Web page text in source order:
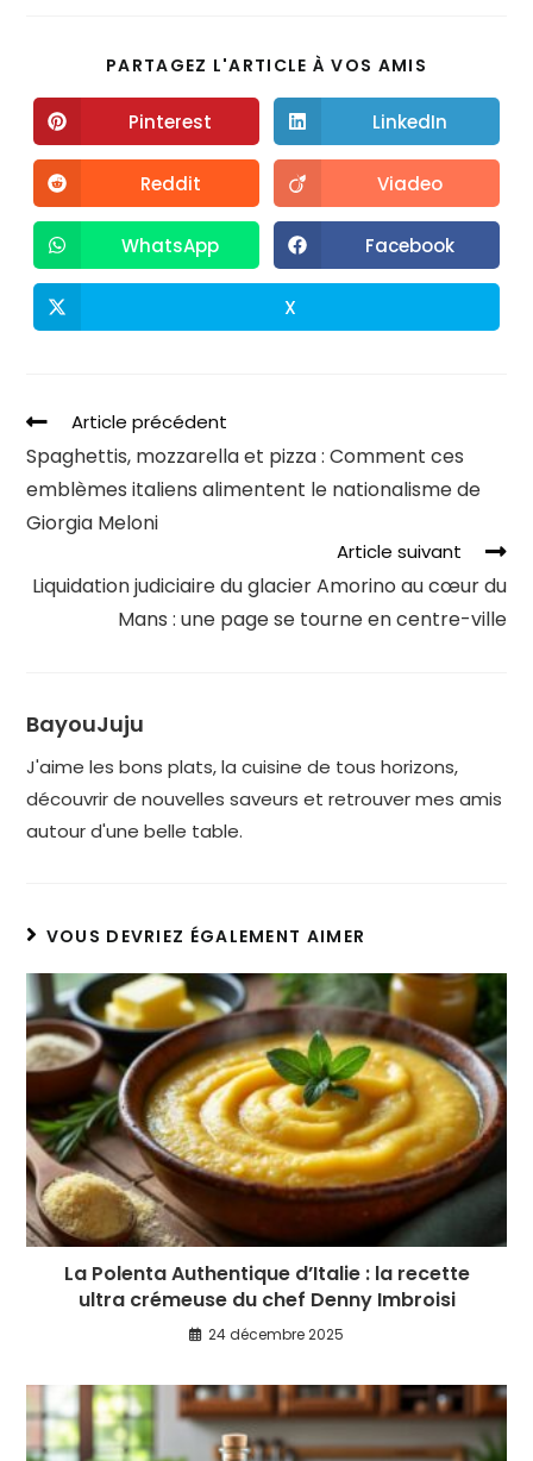
PARTAGEZ L'ARTICLE À VOS AMIS
Pinterest LinkedIn
Reddit Viadeo
WhatsApp Facebook
X
Article précédent
Spaghettis, mozzarella et pizza : Comment ces
emblèmes italiens alimentent le nationalisme de
Giorgia Meloni
Article suivant
Liquidation judiciaire du glacier Amorino au cœur du
Mans : une page se tourne en centre-ville
BayouJuju
J'aime les bons plats, la cuisine de tous horizons,
découvrir de nouvelles saveurs et retrouver mes amis
autour d'une belle table.
VOUS DEVRIEZ ÉGALEMENT AIMER
La Polenta Authentique d’Italie : la recette
ultra crémeuse du chef Denny Imbroisi
24 décembre 2025